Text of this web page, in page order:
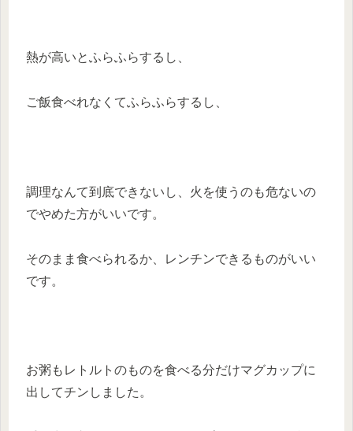
熱が高いとふらふらするし、
ご飯食べれなくてふらふらするし、
調理なんて到底できないし、火を使うのも危ないの
でやめた方がいいです。
そのまま食べられるか、レンチンできるものがいい
です。
お粥もレトルトのものを食べる分だけマグカップに
出してチンしました。